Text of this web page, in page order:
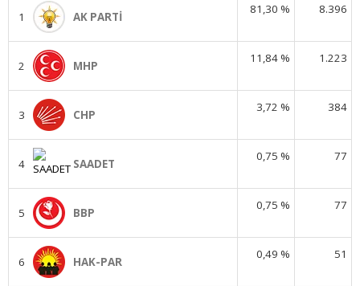
1 AK PARTİ
81,30 % 8.396
2 MHP
11,84 % 1.223
3 CHP
3,72 % 384
4 SAADET
0,75 % 77
5 BBP
0,75 % 77
6 HAK-PAR
0,49 % 51